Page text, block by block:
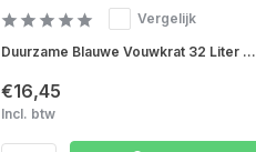
Vergelijk
Duurzame Blauwe Vouwkrat 32 Liter ...
€16,45
Incl. btw